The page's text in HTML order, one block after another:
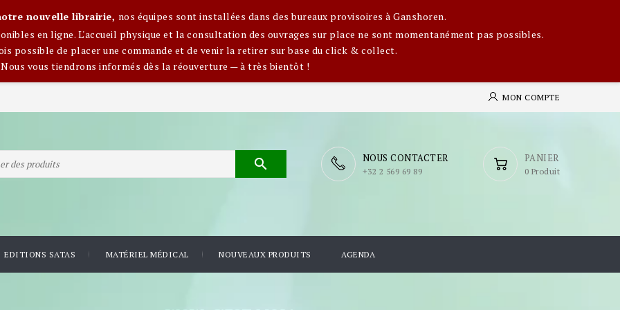
nouvelle librairie, nos équipes sont installées dans des bureaux provisoires à Ganshoren.
en ligne. L'accueil physique et la consultation des ouvrages sur place ne sont momentanément pas possibles.
possible de placer une commande et de venir la retirer sur base du click & collect.
Nous vous tiendrons informés dès la réouverture — à très bientôt !
MON COMPTE
PANIER
0 Produit
NOUS CONTACTER
​+32 2 569 69 89

EDITIONS SATAS MATÉRIEL MÉDICAL NOUVEAUX PRODUITS AGENDA